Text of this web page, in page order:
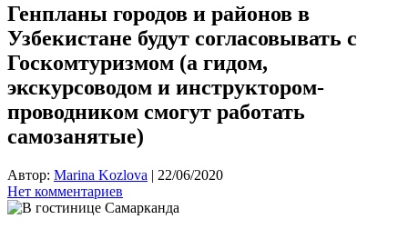
Генпланы городов и районов в
Узбекистане будут согласовывать с
Госкомтуризмом (а гидом,
экскурсоводом и инструктором-
проводником смогут работать
самозанятые)
Автор: Marina Kozlova | 22/06/2020
Нет комментариев